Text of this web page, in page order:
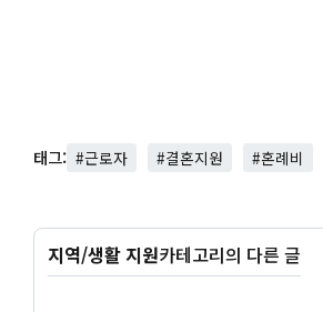
태그: #근로자 #결혼지원 #혼례비
지역/생활 지원카테고리의 다른 글